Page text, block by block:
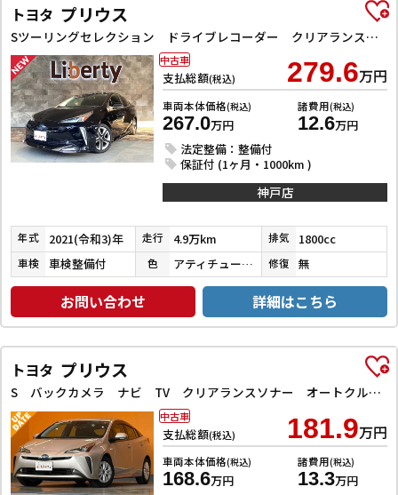
トヨタ プリウス
Sツーリングセレクション ドライブレコーダー クリアランスソナー レーンアシスト オートクルーズコントロール 衝突被害軽減システム 全周囲カメラ アルミホイール オートライト LEDヘッドランプ CVT シートヒーター
支払総額(税込) 279.6万円
車両本体価格(税込)
267.0万円
諸費用(税込)
12.6万円
法定整備：整備付
保証付 (1ヶ月・1000km )
中古車
神戸店
年式 2021(令和3)年 走行 4.9万km 排気 1800cc
車検 車検整備付 色 アティチュードブラックマイカ 修復 無
お問い合わせ 詳細はこちら
トヨタ プリウス
S バックカメラ ナビ TV クリアランスソナー オートクルーズコントロール レーンアシスト 衝突被害軽減システム オートマチックハイビーム オートライト LEDヘッドランプ
支払総額(税込) 181.9万円
車両本体価格(税込)
168.6万円
諸費用(税込)
13.3万円
中古車